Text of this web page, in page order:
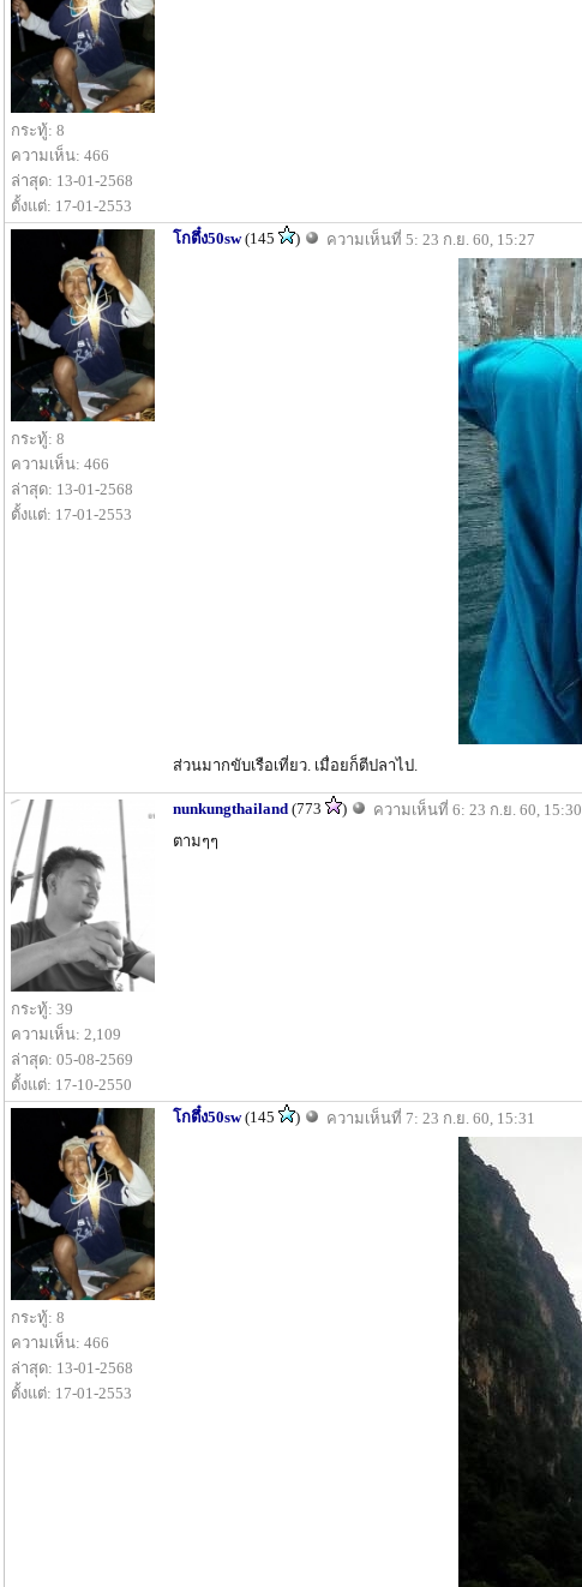
กระทู้: 8
ความเห็น: 466
ล่าสุด: 13-01-2568
ตั้งแต่: 17-01-2553
กระทู้: 8
ความเห็น: 466
ล่าสุด: 13-01-2568
ตั้งแต่: 17-01-2553
โกตึ๋ง50sw (145 ) ความเห็นที่ 5: 23 ก.ย. 60, 15:27
ส่วนมากขับเรือเที่ยว. เมื่อยก็ตีปลาไป.
กระทู้: 39
ความเห็น: 2,109
ล่าสุด: 05-08-2569
ตั้งแต่: 17-10-2550
nunkungthailand (773 )
ความเห็นที่ 6: 23 ก.ย. 60, 15:30
ตามๆๆ
กระทู้: 8
ความเห็น: 466
ล่าสุด: 13-01-2568
ตั้งแต่: 17-01-2553
โกตึ๋ง50sw (145 ) ความเห็นที่ 7: 23 ก.ย. 60, 15:31